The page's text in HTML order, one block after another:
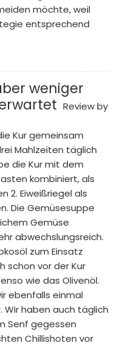
möchte, weil
entsprechend
weniger
Review by
Kur gemeinsam
Mahlzeiten täglich
die Kur mit dem
kombiniert, als
2. Eiweißriegel als
Die Gemüsesuppe
Gemüse
abwechslungsreich.
zum Einsatz
schon vor der Kur
wie das Olivenöl.
ebenfalls einmal
Wir haben auch täglich
Senf gegessen
Chillishoten vor